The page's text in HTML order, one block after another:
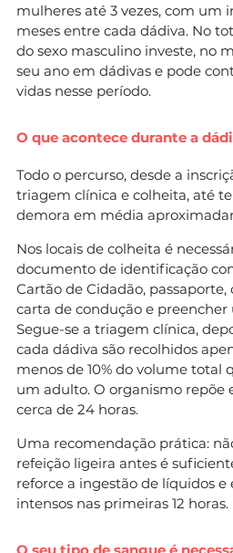
mulheres até 3 vezes, com um
meses entre cada dádiva. No
do sexo masculino investe, no
seu ano em dádivas e pode
vidas nesse período.
O que acontece durante a
Todo o percurso, desde a
triagem clínica e colheita, até
demora em média
Nos locais de colheita é
documento de identificação
Cartão de Cidadão,
carta de condução e
Segue-se a triagem clínica,
cada dádiva são recolhidos
menos de 10% do volume total
um adulto. O organismo repõe
cerca de 24 horas.
Uma recomendação prática:
refeição ligeira antes é
reforce a ingestão de líquidos e
intensos nas primeiras 12 horas.
O seu tipo de sangue é